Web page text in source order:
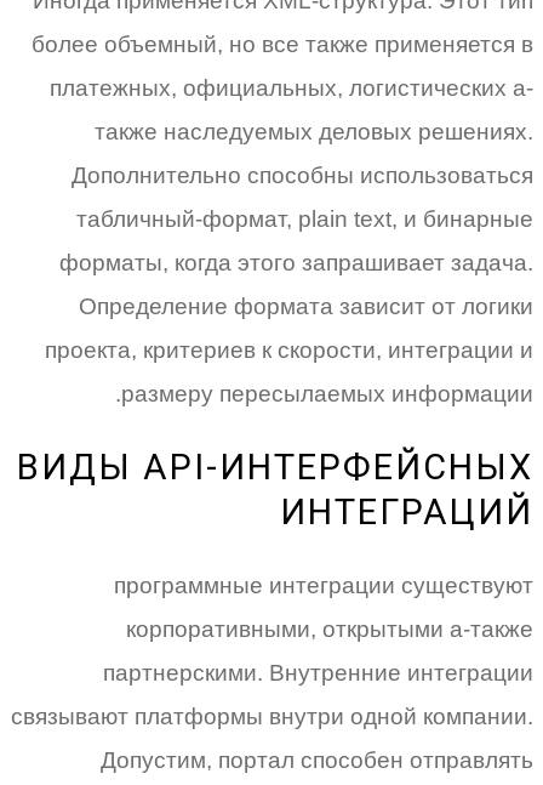
более объемный, но все также применяется в
платежных, официальных, логистических а-
также наследуемых деловых решениях.
Дополнительно способны использоваться
табличный-формат, plain text, и бинарные
форматы, когда этого запрашивает задача.
Определение формата зависит от логики
проекта, критериев к скорости, интеграции и
размеру пересылаемых информации.
ВИДЫ API-ИНТЕРФЕЙСНЫХ
ИНТЕГРАЦИЙ
программные интеграции существуют
корпоративными, открытыми а-также
партнерскими. Внутренние интеграции
связывают платформы внутри одной компании.
Допустим, портал способен отправлять